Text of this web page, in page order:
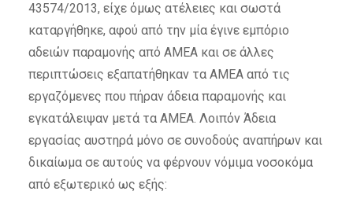
43574/2013, είχε όμως ατέλειες και σωστά
καταργήθηκε, αφού από την μία έγινε εμπόριο
αδειών παραμονής από ΑΜΕΑ και σε άλλες
περιπτώσεις εξαπατήθηκαν τα ΑΜΕΑ από τις
εργαζόμενες που πήραν άδεια παραμονής και
εγκατάλειψαν μετά τα ΑΜΕΑ. Λοιπόν Άδεια
εργασίας αυστηρά μόνο σε συνοδούς αναπήρων και
δικαίωμα σε αυτούς να φέρνουν νόμιμα νοσοκόμα
από εξωτερικό ως εξής: